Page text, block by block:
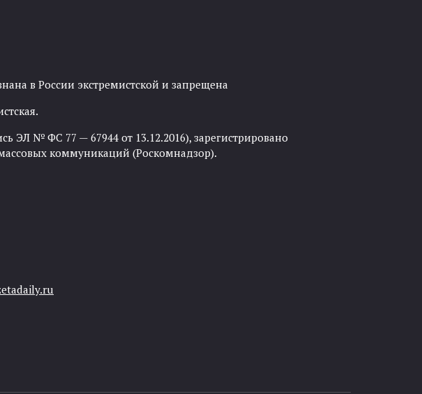
в России экстремистской и запрещена
ЭЛ № ФС 77 — 67944 от 13.12.2016), зарегистрировано
коммуникаций (Роскомнадзор).